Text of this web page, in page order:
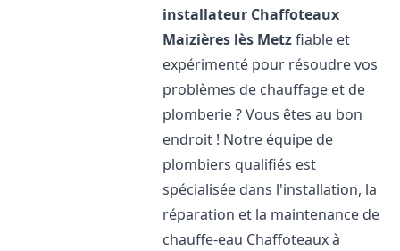
installateur Chaffoteaux
Maizières lès Metzfiable et
expérimenté pour résoudre vos
problèmes de chauffage et de
plomberie ? Vous êtes au bon
endroit ! Notre équipe de
plombiers qualifiés est
spécialisée dans l'installation, la
réparation et la maintenance de
chauffe-eau Chaffoteaux à